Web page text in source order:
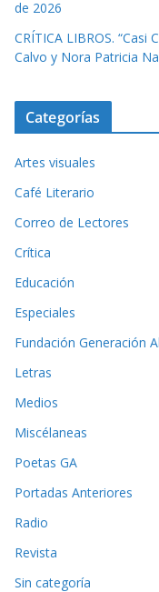
de 2026
CRÍTICA LIBROS. “Casi
Calvo y Nora Patricia
Categorías
Artes visuales
Café Literario
Correo de Lectores
Crítica
Educación
Especiales
Fundación Generación
Letras
Medios
Miscélaneas
Poetas GA
Portadas Anteriores
Radio
Revista
Sin categoría